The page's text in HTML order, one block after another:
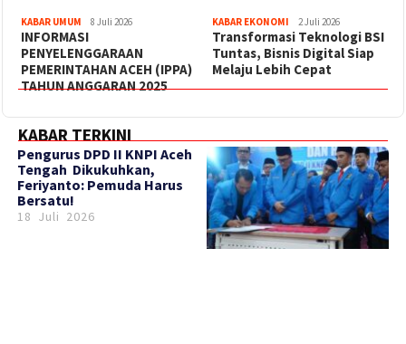
KABAR UMUM 8 Juli 2026
INFORMASI
PENYELENGGARAAN
PEMERINTAHAN ACEH (IPPA)
TAHUN ANGGARAN 2025
KABAR EKONOMI 2 Juli 2026
Transformasi Teknologi BSI
Tuntas, Bisnis Digital Siap
Melaju Lebih Cepat
KABAR TERKINI
‎Pengurus DPD II KNPI Aceh
Tengah Dikukuhkan,
Feriyanto: Pemuda Harus
Bersatu!
18 Juli 2026